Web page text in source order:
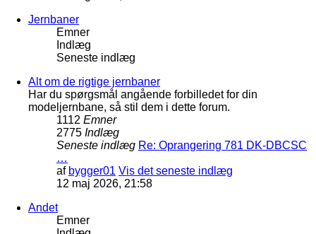
Jernbaner
Emner
Indlæg
Seneste indlæg
Alt om de rigtige jernbaner
Har du spørgsmål angående forbilledet for din
modeljernbane, så stil dem i dette forum.
1112 Emner
2775 Indlæg
Seneste indlæg Re: Oprangering 781 DK-DBCSC
…
af bygger01 Vis det seneste indlæg
12 maj 2026, 21:58
Andet
Emner